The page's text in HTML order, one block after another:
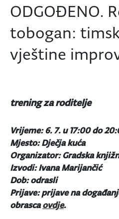
ODGOĐENO.
tobogan:
vještine
trening za roditelje
Vrijeme: 6. 7. u 17:00 do
Mjesto: Dječja kuća
Organizator: Gradska
Izvodi: Ivana Marijančić
Dob: odrasli
Prijave: prijave na
obrascaovdje.